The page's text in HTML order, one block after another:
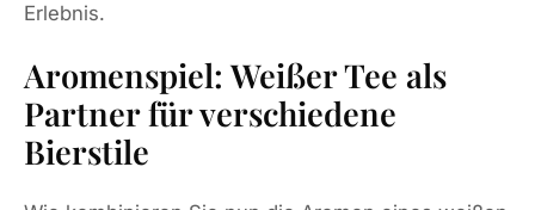
Erlebnis.
Aromenspiel: Weißer Tee als
Partner für verschiedene
Bierstile